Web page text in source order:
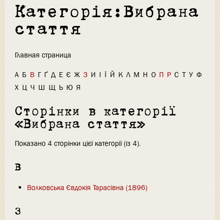
Категорія:Вибрана
стаття
Главная страница
А Б В Г Ґ Д Е Є Ж З И І Ї Й К Л М Н О П Р С Т У Ф
Х Ц Ч Ш Щ Ь Ю Я
Сторінки в категорії
«Вибрана стаття»
Показано 4 сторінки цієї категорії (із 4).
В
Волковська Євдокія Тарасівна (1896)
З